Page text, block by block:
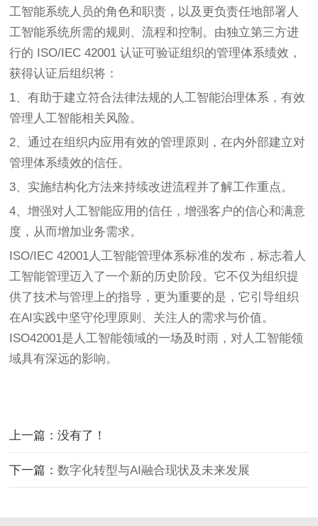
工智能系统人员的角色和职责，以及更负责任地部署人
工智能系统所需的规则、流程和控制。由独立第三方进
行的 ISO/IEC 42001 认证可验证组织的管理体系绩效，
获得认证后组织将：
1、有助于建立符合法律法规的人工智能治理体系，有效
管理人工智能相关风险。
2、通过在组织内应用有效的管理原则，在内外部建立对
管理体系绩效的信任。
3、实施结构化方法来持续改进流程并了解工作重点。
4、增强对人工智能应用的信任，增强客户的信心和满意
度，从而增加业务需求。
ISO/IEC 42001人工智能管理体系标准的发布，标志着人
工智能管理迈入了一个新的历史阶段。它不仅为组织提
供了技术与管理上的指导，更为重要的是，它引导组织
在AI实践中坚守伦理原则、关注人的需求与价值。
ISO42001是人工智能领域的一场及时雨，对人工智能领
域具有深远的影响。
上一篇：没有了！
下一篇：数字化转型与AI融合现状及未来发展